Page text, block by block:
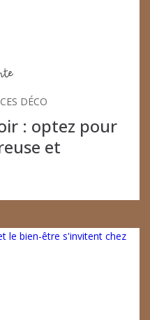
DÉCO
: optez pour
et